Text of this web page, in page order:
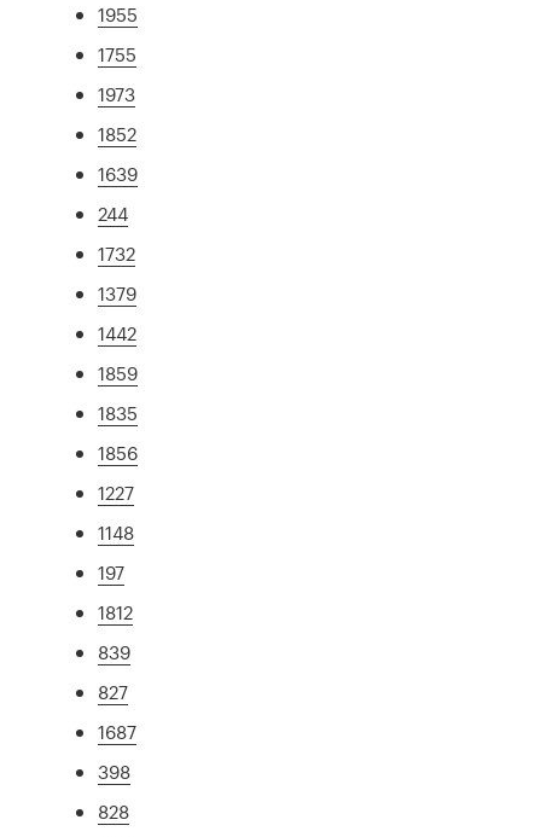
1955
1755
1973
1852
1639
244
1732
1379
1442
1859
1835
1856
1227
1148
197
1812
839
827
1687
398
828